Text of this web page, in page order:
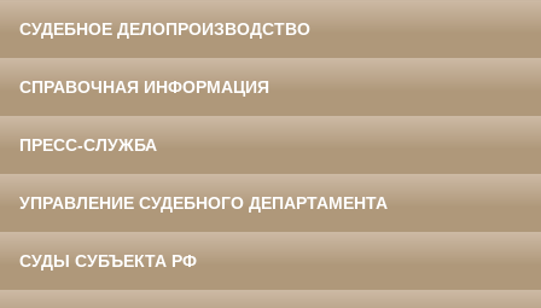
СУДЕБНОЕ ДЕЛОПРОИЗВОДСТВО
СПРАВОЧНАЯ ИНФОРМАЦИЯ
ПРЕСС-СЛУЖБА
УПРАВЛЕНИЕ СУДЕБНОГО ДЕПАРТАМЕНТА
СУДЫ СУБЪЕКТА РФ